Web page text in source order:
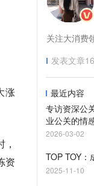
涨
资
关注大消费
发表文章16
最近内容
专访资深公
业公关的情
2026-03-02
TOP TOY：
2025-11-10